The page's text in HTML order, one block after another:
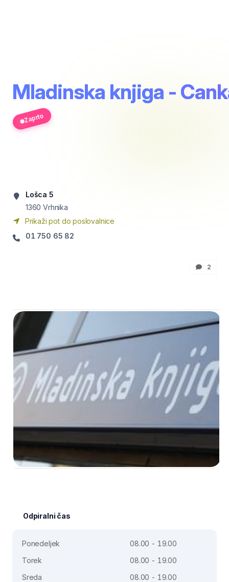
Mladinska knjiga -
Zaprto
Lošca 5
1360 Vrhnika
Prikaži pot do poslovalnice
01 750 65 82
2
Odpiralni čas
Ponedeljek
08.00 - 19.00
Torek
08.00 - 19.00
Sreda
08.00 - 19.00